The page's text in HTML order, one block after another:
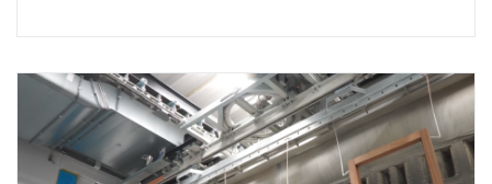
Jong
Kozijnen
in
Oosterhout.